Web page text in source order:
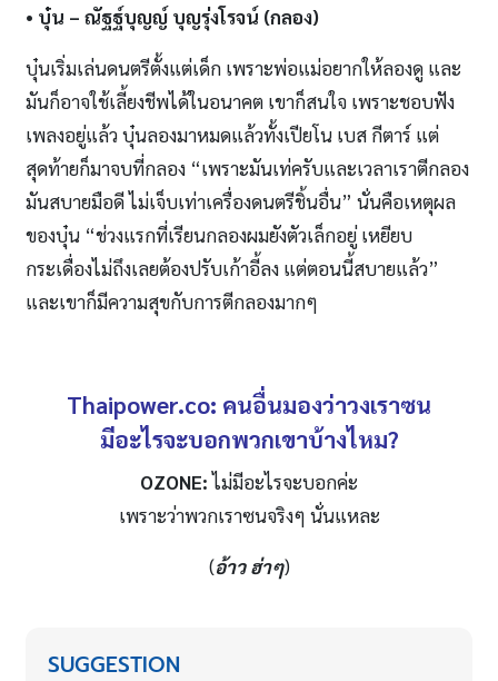
• บุ๋น – ณัฐฐ์บุญญ์ บุญรุ่งโรจน์ (กลอง)
บุ๋นเริ่มเล่นดนตรีตั้งแต่เด็ก เพราะพ่อแม่อยากให้ลองดู และ
มันก็อาจใช้เลี้ยงชีพได้ในอนาคต เขาก็สนใจ เพราะชอบฟัง
เพลงอยู่แล้ว บุ๋นลองมาหมดแล้วทั้งเปียโน เบส กีตาร์ แต่
สุดท้ายก็มาจบที่กลอง “เพราะมันเท่ครับและเวลาเราตีกลอง
มันสบายมือดี ไม่เจ็บเท่าเครื่องดนตรีชิ้นอื่น” นั่นคือเหตุผล
ของบุ๋น “ช่วงแรกที่เรียนกลองผมยังตัวเล็กอยู่ เหยียบ
กระเดื่องไม่ถึงเลยต้องปรับเก้าอี้ลง แต่ตอนนี้สบายแล้ว”
และเขาก็มีความสุขกับการตีกลองมากๆ
Thaipower.co: คนอื่นมองว่าวงเราซน
มีอะไรจะบอกพวกเขาบ้างไหม?
OZONE:ไม่มีอะไรจะบอกค่ะ
เพราะว่าพวกเราซนจริงๆ นั่นแหละ
(อ้าว ฮ่าๆ)
SUGGESTION